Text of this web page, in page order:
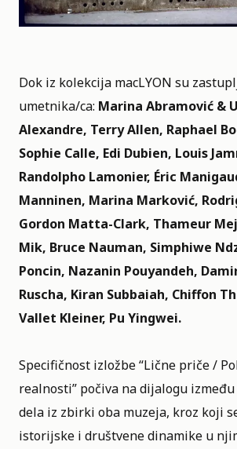
Dok iz kolekcija macLYON su
umetnika/ca: Marina Abramović &
Alexandre, Terry Allen, Raphael
Sophie Calle, Edi Dubien, Louis
Randolpho Lamonier, Éric
Manninen, Marina Marković,
Gordon Matta-Clark, Thameur
Mik, Bruce Nauman, Simphiwe
Poncin, Nazanin Pouyandeh,
Ruscha, Kiran Subbaiah, Chiffon
Vallet Kleiner, Pu Yingwei.
Specifičnost izložbe “Lične priče /
realnosti” počiva na dijalogu
dela iz zbirki oba muzeja, kroz koji
istorijske i društvene dinamike u